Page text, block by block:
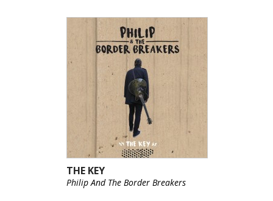
THE KEY
Philip And The Border Breakers